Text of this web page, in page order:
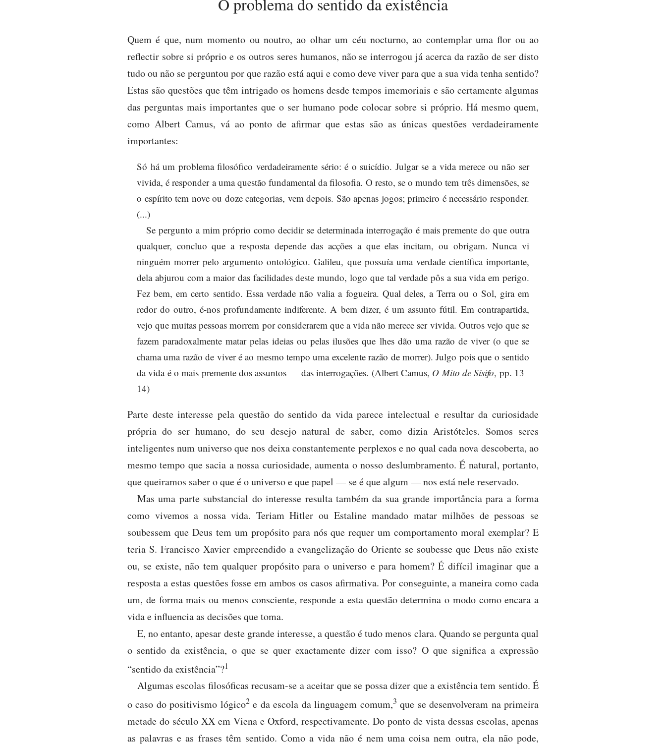
Quem é que, num momento ou noutro, ao olhar um céu nocturno, ao contemplar uma flor ou ao
reflectir sobre si próprio e os outros seres humanos, não se interrogou já acerca da razão de ser disto
tudo ou não se perguntou por que razão está aqui e como deve viver para que a sua vida tenha sentido?
Estas são questões que têm intrigado os homens desde tempos imemoriais e são certamente algumas
das perguntas mais importantes que o ser humano pode colocar sobre si próprio. Há mesmo quem,
como Albert Camus, vá ao ponto de afirmar que estas são as únicas questões verdadeiramente
importantes:
Só há um problema filosófico verdadeiramente sério: é o suicídio. Julgar se a vida merece ou não ser
vivida, é responder a uma questão fundamental da filosofia. O resto, se o mundo tem três dimensões, se
o espírito tem nove ou doze categorias, vem depois. São apenas jogos; primeiro é necessário responder.
(...)
Se pergunto a mim próprio como decidir se determinada interrogação é mais premente do que outra
qualquer, concluo que a resposta depende das acções a que elas incitam, ou obrigam. Nunca vi
ninguém morrer pelo argumento ontológico. Galileu, que possuía uma verdade científica importante,
dela abjurou com a maior das facilidades deste mundo, logo que tal verdade pôs a sua vida em perigo.
Fez bem, em certo sentido. Essa verdade não valia a fogueira. Qual deles, a Terra ou o Sol, gira em
redor do outro, é-nos profundamente indiferente. A bem dizer, é um assunto fútil. Em contrapartida,
vejo que muitas pessoas morrem por considerarem que a vida não merece ser vivida. Outros vejo que se
fazem paradoxalmente matar pelas ideias ou pelas ilusões que lhes dão uma razão de viver (o que se
chama uma razão de viver é ao mesmo tempo uma excelente razão de morrer). Julgo pois que o sentido
da vida é o mais premente dos assuntos — das interrogações. (Albert Camus, O Mito de Sísifo, pp. 13–
14)
Parte deste interesse pela questão do sentido da vida parece intelectual e resultar da curiosidade
própria do ser humano, do seu desejo natural de saber, como dizia Aristóteles. Somos seres
inteligentes num universo que nos deixa constantemente perplexos e no qual cada nova descoberta, ao
mesmo tempo que sacia a nossa curiosidade, aumenta o nosso deslumbramento. É natural, portanto,
que queiramos saber o que é o universo e que papel — se é que algum — nos está nele reservado.
Mas uma parte substancial do interesse resulta também da sua grande importância para a forma
como vivemos a nossa vida. Teriam Hitler ou Estaline mandado matar milhões de pessoas se
soubessem que Deus tem um propósito para nós que requer um comportamento moral exemplar? E
teria S. Francisco Xavier empreendido a evangelização do Oriente se soubesse que Deus não existe
ou, se existe, não tem qualquer propósito para o universo e para homem? É difícil imaginar que a
resposta a estas questões fosse em ambos os casos afirmativa. Por conseguinte, a maneira como cada
um, de forma mais ou menos consciente, responde a esta questão determina o modo como encara a
vida e influencia as decisões que toma.
E, no entanto, apesar deste grande interesse, a questão é tudo menos clara. Quando se pergunta qual
o sentido da existência, o que se quer exactamente dizer com isso? O que significa a expressão
“sentido da existência”?1
Algumas escolas filosóficas recusam-se a aceitar que se possa dizer que a existência tem sentido. É
o caso do positivismo lógico2e da escola da linguagem comum,3 que se desenvolveram na primeira
metade do século XX em Viena e Oxford, respectivamente. Do ponto de vista dessas escolas, apenas
as palavras e as frases têm sentido. Como a vida não é nem uma coisa nem outra, ela não pode,